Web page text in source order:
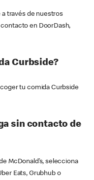
través de nuestros
en DoorDash,
Curbside?
tu comida Curbside
sin contacto de
McDonald’s, selecciona
Eats, Grubhub o